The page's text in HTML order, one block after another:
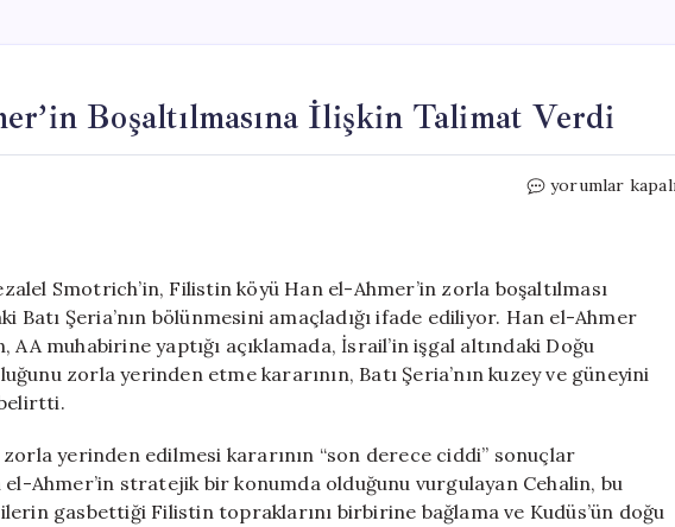
Boşaltılmasına İlişkin Talimat Verdi
Smotrich,
Boşaltılmasına
İlişkin
Talimat
Verdi
için
yorumlar
Smotrich’in, Filistin köyü Han el-Ahmer’in zorla boşaltılması
Batı Şeria’nın bölünmesini amaçladığı ifade ediliyor. Han el-Ahmer
AA muhabirine yaptığı açıklamada, İsrail’in işgal altındaki Doğu
zorla yerinden etme kararının, Batı Şeria’nın kuzey ve güneyini
yerinden edilmesi kararının “son derece ciddi” sonuçlar
Ahmer’in stratejik bir konumda olduğunu vurgulayan Cehalin, bu
gasbettiği Filistin topraklarını birbirine bağlama ve Kudüs’ün doğu